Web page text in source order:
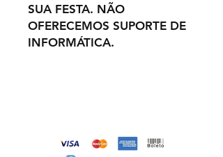
SUA FESTA. NÃO
OFERECEMOS SUPORTE DE
INFORMÁTICA.